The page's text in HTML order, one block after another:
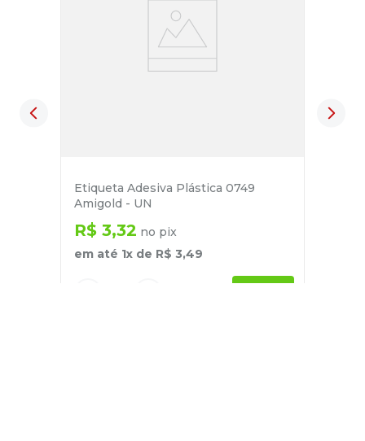
Etiqueta Adesiva Plástica 0749
Amigold - UN
R$ 3,32 no pix
em até 1x de R$ 3,49